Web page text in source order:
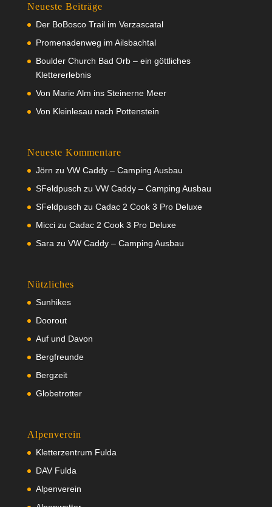
Neueste Beiträge
Der BoBosco Trail im Verzascatal
Promenadenweg im Ailsbachtal
Boulder Church Bad Orb – ein göttliches
Klettererlebnis
Von Marie Alm ins Steinerne Meer
Von Kleinlesau nach Pottenstein
Neueste Kommentare
Jörn zu VW Caddy – Camping Ausbau
SFeldpusch zu VW Caddy – Camping Ausbau
SFeldpusch zu Cadac 2 Cook 3 Pro Deluxe
Miccizu Cadac 2 Cook 3 Pro Deluxe
Sara zu VW Caddy – Camping Ausbau
Nützliches
Sunhikes
Doorout
Auf und Davon
Bergfreunde
Bergzeit
Globetrotter
Alpenverein
Kletterzentrum Fulda
DAV Fulda
Alpenverein